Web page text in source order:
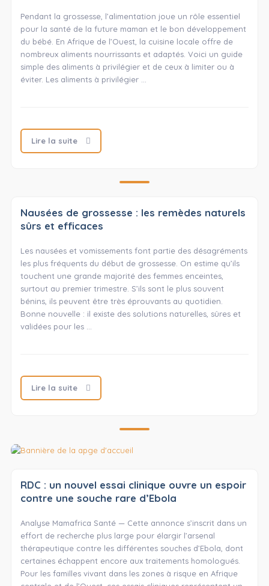
Pendant la grossesse, l’alimentation joue un rôle essentiel
pour la santé de la future maman et le bon développement
du bébé. En Afrique de l’Ouest, la cuisine locale offre de
nombreux aliments nourrissants et adaptés. Voici un guide
simple des aliments à privilégier et de ceux à limiter ou à
éviter. Les aliments à privilégier …
Lire la suite
Nausées de grossesse : les remèdes naturels
sûrs et efficaces
Les nausées et vomissements font partie des désagréments
les plus fréquents du début de grossesse. On estime qu’ils
touchent une grande majorité des femmes enceintes,
surtout au premier trimestre. S’ils sont le plus souvent
bénins, ils peuvent être très éprouvants au quotidien.
Bonne nouvelle : il existe des solutions naturelles, sûres et
validées pour les …
Lire la suite
RDC : un nouvel essai clinique ouvre un espoir
contre une souche rare d’Ebola
Analyse Mamafrica Santé — Cette annonce s’inscrit dans un
effort de recherche plus large pour élargir l’arsenal
thérapeutique contre les différentes souches d’Ebola, dont
certaines échappent encore aux traitements homologués.
Pour les familles vivant dans les zones à risque en Afrique